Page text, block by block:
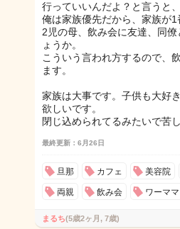
行っていいんだよ？と言うと、
俺は家族優先だから、家族が1
2児の母、飲み会に友達、同
ょうか。
こういう言われ方するので、
ます。
家族は大事です。子供も大好
欲しいです。
閉じ込められてるみたいで苦し
最終更新：6月26日
旦那 カフェ 美容院
両親 飲み会 ワーママ
まるち(5歳2ヶ月, 7歳)